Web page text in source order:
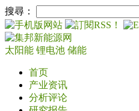
搜尋：
太阳能 锂电池 储能
首页
产业资讯
分析评论